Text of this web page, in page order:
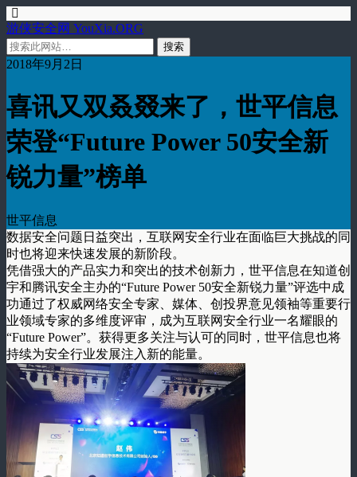
游侠安全网 YouXia.ORG
2018年9月2日
喜讯又双叒叕来了，世平信息
荣登“Future Power 50安全新
锐力量”榜单
世平信息
数据安全问题日益突出，互联网安全行业在面临巨大挑战的同
时也将迎来快速发展的新阶段。
凭借强大的产品实力和突出的技术创新力，世平信息在知道创
宇和腾讯安全主办的“Future Power 50安全新锐力量”评选中成
功通过了权威网络安全专家、媒体、创投界意见领袖等重要行
业领域专家的多维度评审，成为互联网安全行业一名耀眼的
“Future Power”。获得更多关注与认可的同时，世平信息也将
持续为安全行业发展注入新的能量。